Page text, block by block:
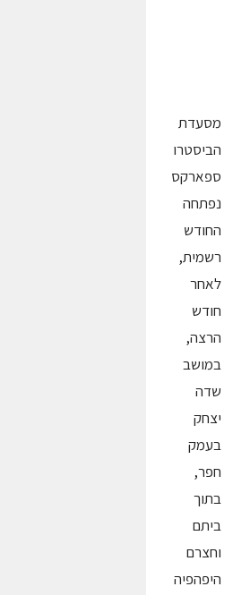
מסעדת
הביסטרו
ספארקס
נפתחה
החודש
רשמית,
לאחר
חודש
הרצה,
במושב
שדה
יצחק
בעמק
חפר,
בתוך
ביתם
וחצרם
היפהפיה